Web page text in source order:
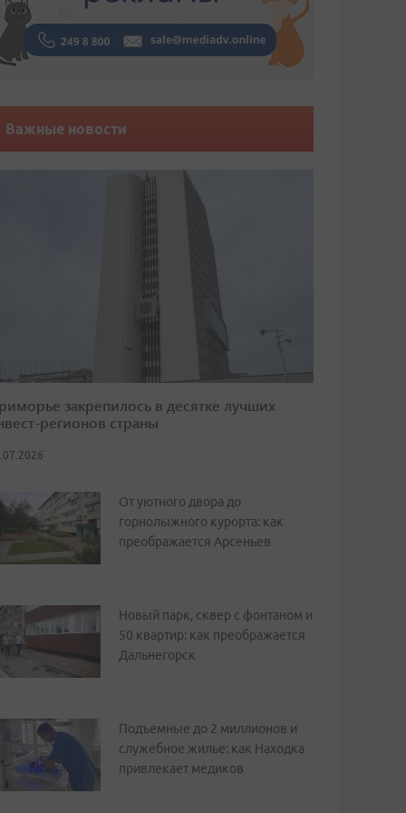
Важные новости
закрепилось в десятке лучших
регионов страны
От уютного двора до
горнолыжного курорта: как
преображается Арсеньев
Новый парк, сквер с фонтаном и
50 квартир: как преображается
Дальнегорск
Подъемные до 2 миллионов и
служебное жилье: как Находка
привлекает медиков